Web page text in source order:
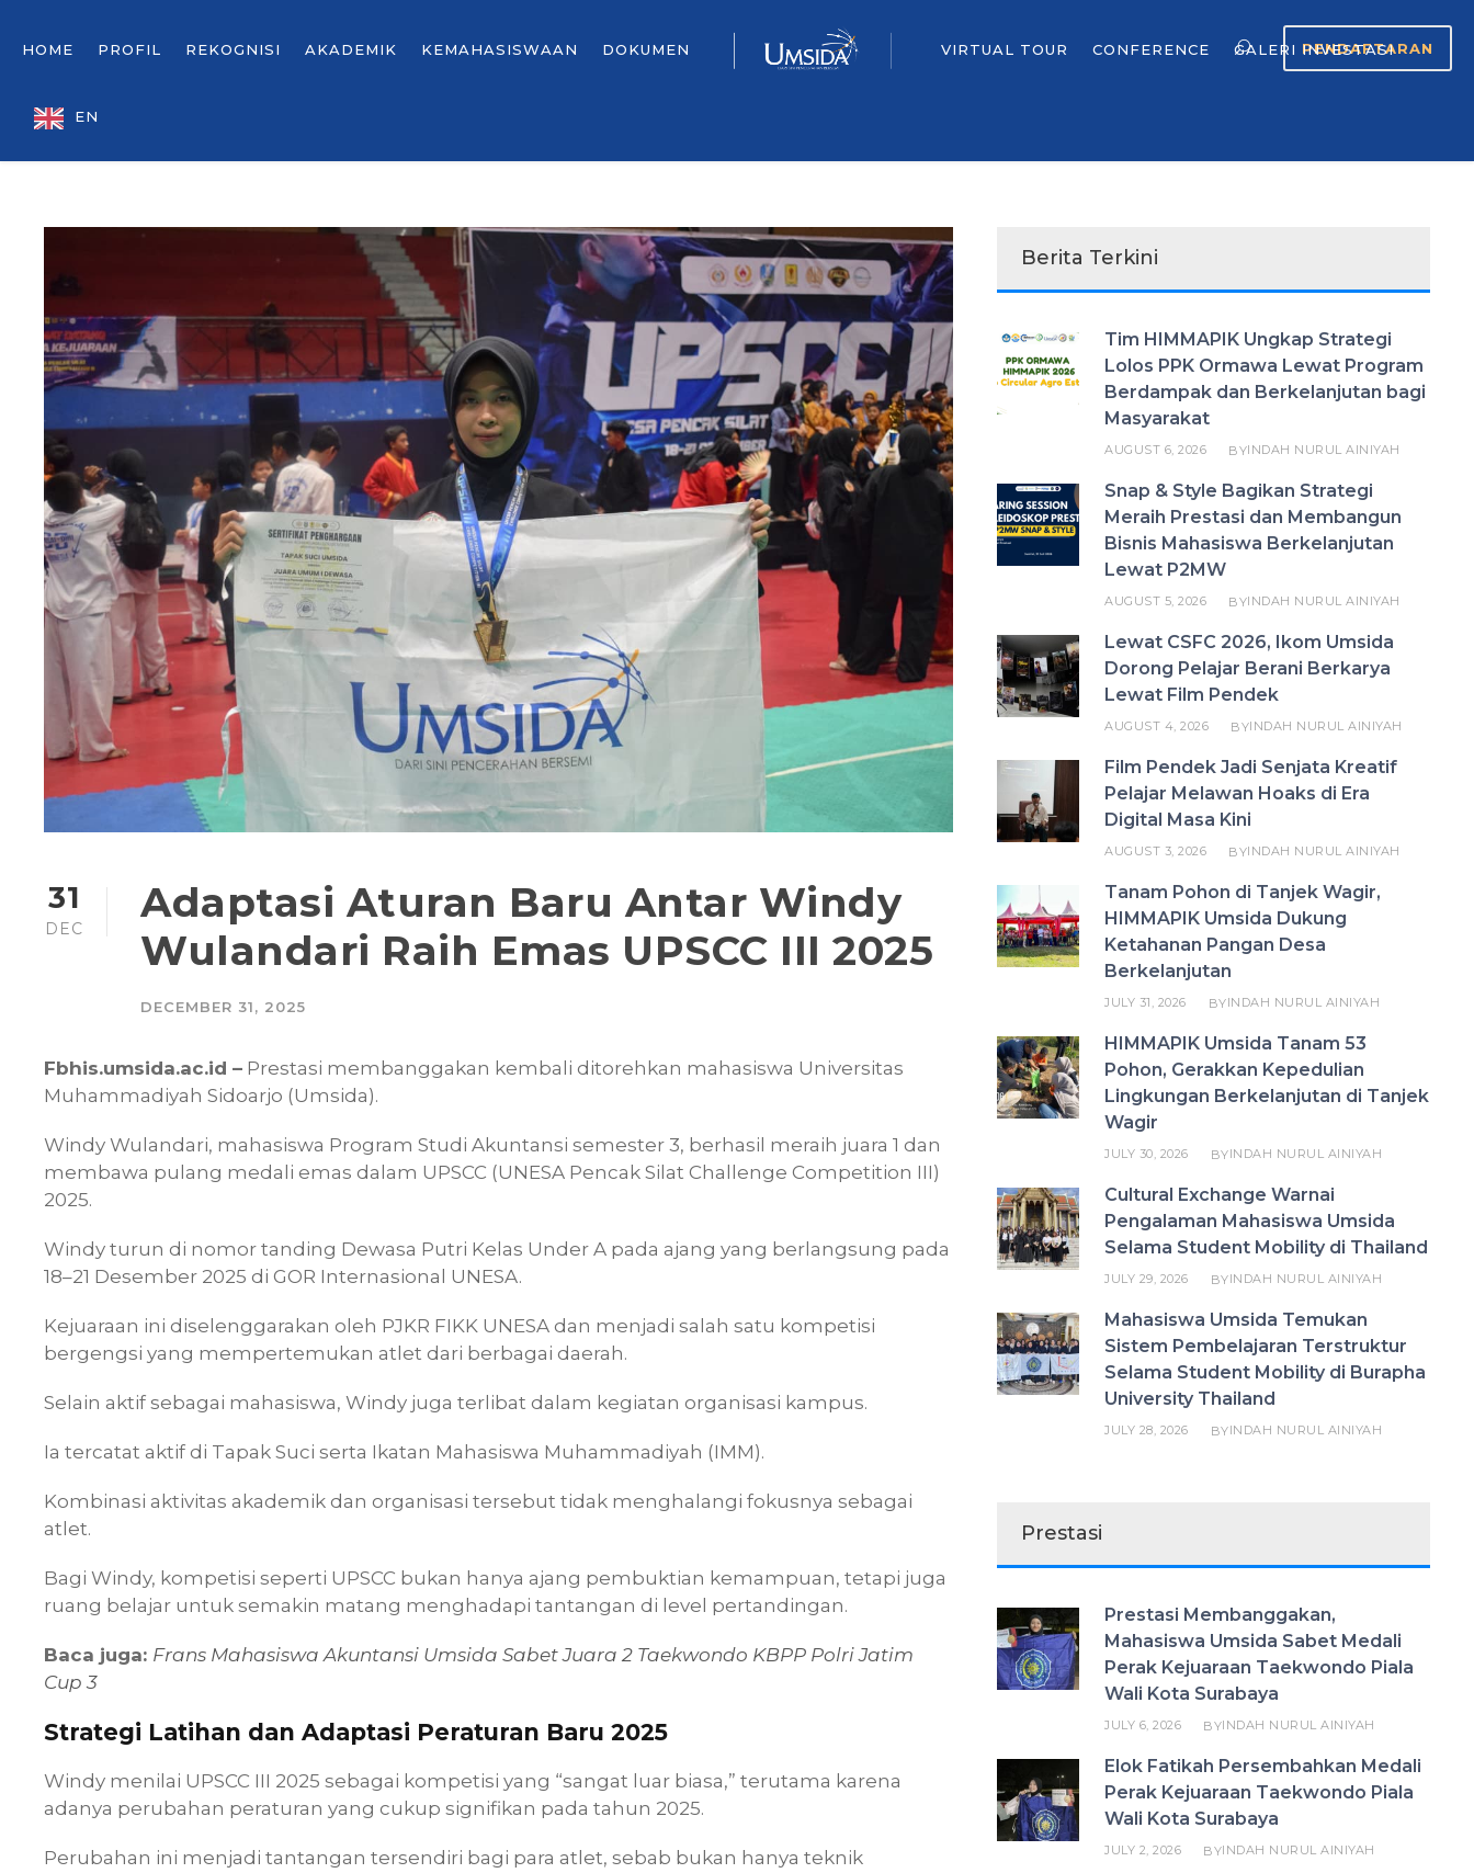
HOME PROFIL REKOGNISI AKADEMIK KEMAHASISWAAN DOKUMEN VIRTUAL TOUR CONFERENCE GALERI INVESTASI
EN
PENDAFTARAN
31
DEC
Adaptasi Aturan Baru Antar Windy
Wulandari Raih Emas UPSCC III 2025
DECEMBER 31, 2025
Fbhis.umsida.ac.id – Prestasi membanggakan kembali ditorehkan mahasiswa Universitas
Muhammadiyah Sidoarjo (Umsida).
Windy Wulandari, mahasiswa Program Studi Akuntansi semester 3, berhasil meraih juara 1 dan
membawa pulang medali emas dalam UPSCC (UNESA Pencak Silat Challenge Competition III)
2025.
Windy turun di nomor tanding Dewasa Putri Kelas Under A pada ajang yang berlangsung pada
18–21 Desember 2025 di GOR Internasional UNESA.
Kejuaraan ini diselenggarakan oleh PJKR FIKK UNESA dan menjadi salah satu kompetisi
bergengsi yang mempertemukan atlet dari berbagai daerah.
Selain aktif sebagai mahasiswa, Windy juga terlibat dalam kegiatan organisasi kampus.
Ia tercatat aktif di Tapak Suci serta Ikatan Mahasiswa Muhammadiyah (IMM).
Kombinasi aktivitas akademik dan organisasi tersebut tidak menghalangi fokusnya sebagai
atlet.
Bagi Windy, kompetisi seperti UPSCC bukan hanya ajang pembuktian kemampuan, tetapi juga
ruang belajar untuk semakin matang menghadapi tantangan di level pertandingan.
Baca juga: Frans Mahasiswa Akuntansi Umsida Sabet Juara 2 Taekwondo KBPP Polri Jatim
Cup 3
Strategi Latihan dan Adaptasi Peraturan Baru 2025
Windy menilai UPSCC III 2025 sebagai kompetisi yang “sangat luar biasa,” terutama karena
adanya perubahan peraturan yang cukup signifikan pada tahun 2025.
Perubahan ini menjadi tantangan tersendiri bagi para atlet, sebab bukan hanya teknik
Berita Terkini
Tim HIMMAPIK Ungkap Strategi
Lolos PPK Ormawa Lewat Program
Berdampak dan Berkelanjutan bagi
Masyarakat
AUGUST 6, 2026 BYINDAH NURUL AINIYAH
Snap & Style Bagikan Strategi
Meraih Prestasi dan Membangun
Bisnis Mahasiswa Berkelanjutan
Lewat P2MW
AUGUST 5, 2026 BYINDAH NURUL AINIYAH
Lewat CSFC 2026, Ikom Umsida
Dorong Pelajar Berani Berkarya
Lewat Film Pendek
AUGUST 4, 2026 BYINDAH NURUL AINIYAH
Film Pendek Jadi Senjata Kreatif
Pelajar Melawan Hoaks di Era
Digital Masa Kini
AUGUST 3, 2026 BYINDAH NURUL AINIYAH
Tanam Pohon di Tanjek Wagir,
HIMMAPIK Umsida Dukung
Ketahanan Pangan Desa
Berkelanjutan
JULY 31, 2026 BYINDAH NURUL AINIYAH
HIMMAPIK Umsida Tanam 53
Pohon, Gerakkan Kepedulian
Lingkungan Berkelanjutan di Tanjek
Wagir
JULY 30, 2026 BYINDAH NURUL AINIYAH
Cultural Exchange Warnai
Pengalaman Mahasiswa Umsida
Selama Student Mobility di Thailand
JULY 29, 2026 BYINDAH NURUL AINIYAH
Mahasiswa Umsida Temukan
Sistem Pembelajaran Terstruktur
Selama Student Mobility di Burapha
University Thailand
JULY 28, 2026 BYINDAH NURUL AINIYAH
Prestasi
Prestasi Membanggakan,
Mahasiswa Umsida Sabet Medali
Perak Kejuaraan Taekwondo Piala
Wali Kota Surabaya
JULY 6, 2026 BYINDAH NURUL AINIYAH
Elok Fatikah Persembahkan Medali
Perak Kejuaraan Taekwondo Piala
Wali Kota Surabaya
JULY 2, 2026 BYINDAH NURUL AINIYAH